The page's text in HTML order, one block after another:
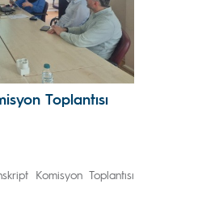
Toplantısı
Komisyon Toplantısı